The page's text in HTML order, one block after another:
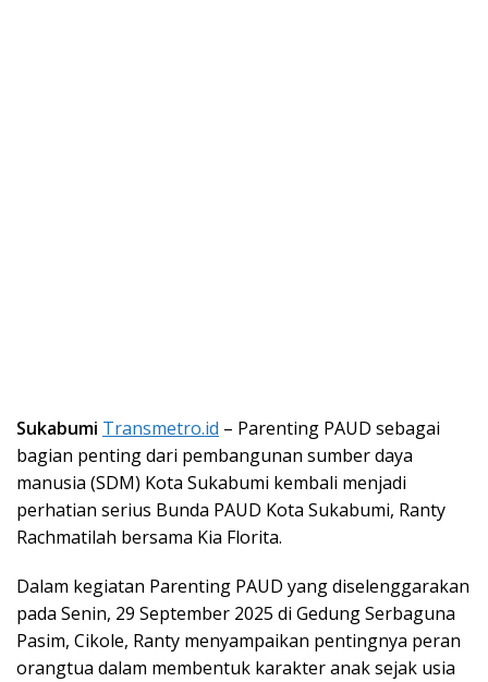
Sukabumi Transmetro.id – Parenting PAUD sebagai
bagian penting dari pembangunan sumber daya
manusia (SDM) Kota Sukabumi kembali menjadi
perhatian serius Bunda PAUD Kota Sukabumi, Ranty
Rachmatilah bersama Kia Florita.
Dalam kegiatan Parenting PAUD yang diselenggarakan
pada Senin, 29 September 2025 di Gedung Serbaguna
Pasim, Cikole, Ranty menyampaikan pentingnya peran
orangtua dalam membentuk karakter anak sejak usia